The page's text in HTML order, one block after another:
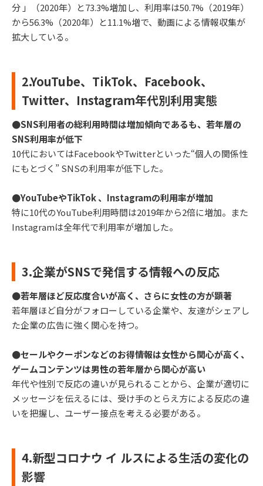
分 」（2020年）と73.3%増加し、利用率は50.7%（2019年）
から56.3%（2020年）と11.1%増で、動画による情報収集が
拡大している。
2.YouTube、TikTok、Facebook、
Twitter、Instagram年代別利用実態
●SNS利用者の総利用時間は増加傾向であるも、若年層の
SNS利用率が低下
10代においてはFacebookやTwitterといった“個人の関係性
にもとづく” SNSの利用率が低下した。
●YouTubeやTikTok 、Instagramの利用率が増加
特に10代のYouTube利用時間は2019年から2倍に増加。また
Instagramは全年代で利用率が増加した。
3.企業がSNSで発信する情報への反応
●若年層ほど反応度合いが高く、さらに女性の方が顕著
若年層ほど自分がフォローしている企業や、友達がシェアし
た企業の広告に強く関心を持つ。
●セールやクーポンなどのお得情報は女性から関心が高く、
ゲームコンテンツは男性の若年層から関心が高い
年代や性別で反応の違いが見られることから、企業が適切に
メッセージを伝えるには、受け手のとらえ方による反応の違
いを把握し、ユーザー接点を考える必要がある。
4.新型コロナウ イ ルスによる生活の変化の
影響